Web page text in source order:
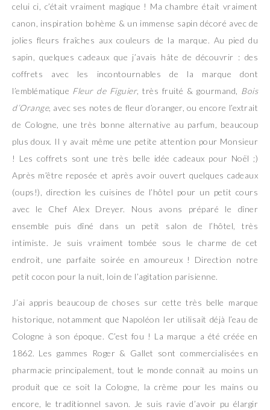
celui ci, c’était vraiment magique ! Ma chambre était vraiment
canon, inspiration bohème & un immense sapin décoré avec de
jolies fleurs fraîches aux couleurs de la marque. Au pied du
sapin, quelques cadeaux que j’avais hâte de découvrir : des
coffrets avec les incontournables de la marque dont
l’emblématique Fleur de Figuier, très fruité & gourmand, Bois
d’Orange, avec ses notes de fleur d’oranger, ou encore l’extrait
de Cologne, une très bonne alternative au parfum, beaucoup
plus doux. Il y avait même une petite attention pour Monsieur
! Les coffrets sont une très belle idée cadeaux pour Noël ;)
Après m’être reposée et après avoir ouvert quelques cadeaux
(oups!), direction les cuisines de l’hôtel pour un petit cours
avec le Chef Alex Dreyer. Nous avons préparé le dîner
ensemble puis dîné dans un petit salon de l’hôtel, très
intimiste. Je suis vraiment tombée sous le charme de cet
endroit, une parfaite soirée en amoureux ! Direction notre
petit cocon pour la nuit, loin de l’agitation parisienne.
J’ai appris beaucoup de choses sur cette très belle marque
historique, notamment que Napoléon Ier utilisait déjà l’eau de
Cologne à son époque. C’est fou ! La marque a été créée en
1862. Les gammes Roger & Gallet sont commercialisées en
pharmacie principalement, tout le monde connait au moins un
produit que ce soit la Cologne, la crème pour les mains ou
encore, le traditionnel savon. Je suis ravie d’avoir pu élargir